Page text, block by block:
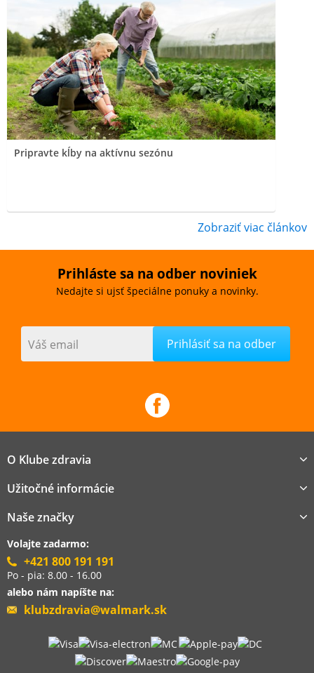
Pripravte kĺby na aktívnu sezónu
Zobraziť viac článkov
Prihláste sa na odber noviniek
Nedajte si ujsť špeciálne ponuky a novinky.
Váš email
O Klube zdravia
Užitočné informácie
Naše značky
Volajte zadarmo:
+421 800 191 191
Po - pia: 8.00 - 16.00
alebo nám napíšte na:
klubzdravia@walmark.sk